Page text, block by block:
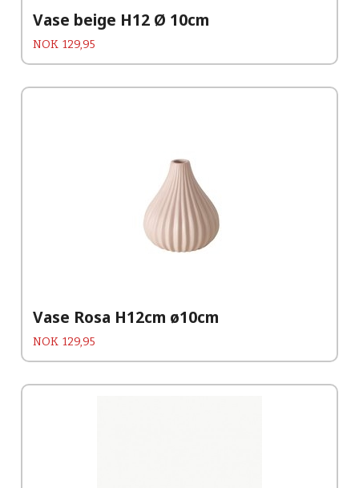
Vase beige H12 Ø 10cm
Pris
NOK 129,95
Vase Rosa H12cm ø10cm
Pris
NOK 129,95